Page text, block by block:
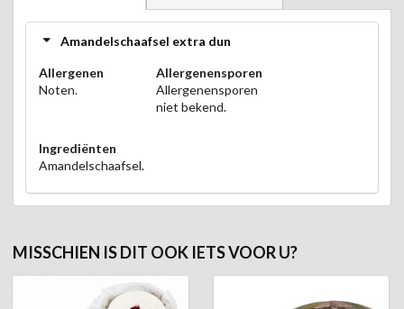
Amandelschaafsel extra dun
Allergenen
Noten.
Allergenensporen
Allergenensporen
niet bekend.
Ingrediënten
Amandelschaafsel.
MISSCHIEN IS DIT OOK IETS VOOR U?